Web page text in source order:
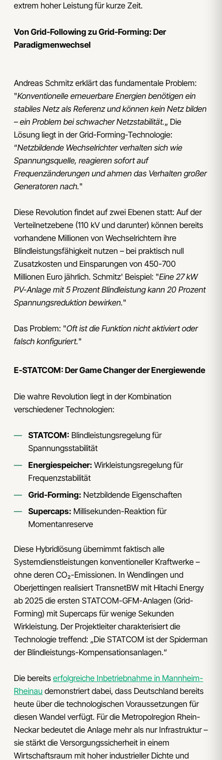
extrem hoher Leistung für kurze Zeit.
Von Grid-Following zu Grid-Forming: Der
Paradigmenwechsel
Andreas Schmitz erklärt das fundamentale Problem:
"Konventionelle erneuerbare Energien benötigen ein
stabiles Netz als Referenz und können kein Netz bilden
– ein Problem bei schwacher Netzstabilität.„ Die
Lösung liegt in der Grid-Forming-Technologie:
“Netzbildende Wechselrichter verhalten sich wie
Spannungsquelle, reagieren sofort auf
Frequenzänderungen und ahmen das Verhalten großer
Generatoren nach."
Diese Revolution findet auf zwei Ebenen statt: Auf der
Verteilnetzebene (110 kV und darunter) können bereits
vorhandene Millionen von Wechselrichtern ihre
Blindleistungsfähigkeit nutzen – bei praktisch null
Zusatzkosten und Einsparungen von 450-700
Millionen Euro jährlich. Schmitz' Beispiel: "Eine 27 kW
PV-Anlage mit 5 Prozent Blindleistung kann 20 Prozent
Spannungsreduktion bewirken."
Das Problem: "Oft ist die Funktion nicht aktiviert oder
falsch konfiguriert."
E-STATCOM: Der Game Changer der Energiewende
Die wahre Revolution liegt in der Kombination
verschiedener Technologien:
STATCOM: Blindleistungsregelung für
Spannungsstabilität
Energiespeicher: Wirkleistungsregelung für
Frequenzstabilität
Grid-Forming: Netzbildende Eigenschaften
Supercaps: Millisekunden-Reaktion für
Momentanreserve
Diese Hybridlösung übernimmt faktisch alle
Systemdienstleistungen konventioneller Kraftwerke –
ohne deren CO₂-Emissionen. In Wendlingen und
Oberjettingen realisiert TransnetBW mit Hitachi Energy
ab 2025 die ersten STATCOM-GFM-Anlagen (Grid-
Forming) mit Supercaps für wenige Sekunden
Wirkleistung. Der Projektleiter charakterisiert die
Technologie treffend: „Die STATCOM ist der Spiderman
der Blindleistungs-Kompensationsanlagen.“
Die bereits erfolgreiche Inbetriebnahme in Mannheim-
Rheinau demonstriert dabei, dass Deutschland bereits
heute über die technologischen Voraussetzungen für
diesen Wandel verfügt. Für die Metropolregion Rhein-
Neckar bedeutet die Anlage mehr als nur Infrastruktur –
sie stärkt die Versorgungssicherheit in einem
Wirtschaftsraum mit hoher industrieller Dichte und